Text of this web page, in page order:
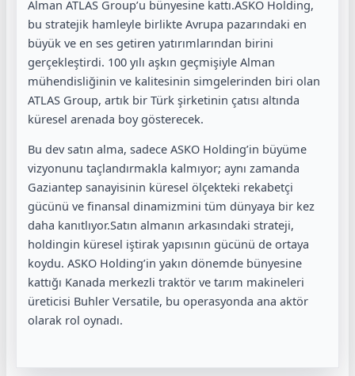
Alman ATLAS Group’u bünyesine kattı.ASKO Holding,
bu stratejik hamleyle birlikte Avrupa pazarındaki en
büyük ve en ses getiren yatırımlarından birini
gerçekleştirdi. 100 yılı aşkın geçmişiyle Alman
mühendisliğinin ve kalitesinin simgelerinden biri olan
ATLAS Group, artık bir Türk şirketinin çatısı altında
küresel arenada boy gösterecek.
Bu dev satın alma, sadece ASKO Holding’in büyüme
vizyonunu taçlandırmakla kalmıyor; aynı zamanda
Gaziantep sanayisinin küresel ölçekteki rekabetçi
gücünü ve finansal dinamizmini tüm dünyaya bir kez
daha kanıtlıyor.Satın almanın arkasındaki strateji,
holdingin küresel iştirak yapısının gücünü de ortaya
koydu. ASKO Holding’in yakın dönemde bünyesine
kattığı Kanada merkezli traktör ve tarım makineleri
üreticisi Buhler Versatile, bu operasyonda ana aktör
olarak rol oynadı.